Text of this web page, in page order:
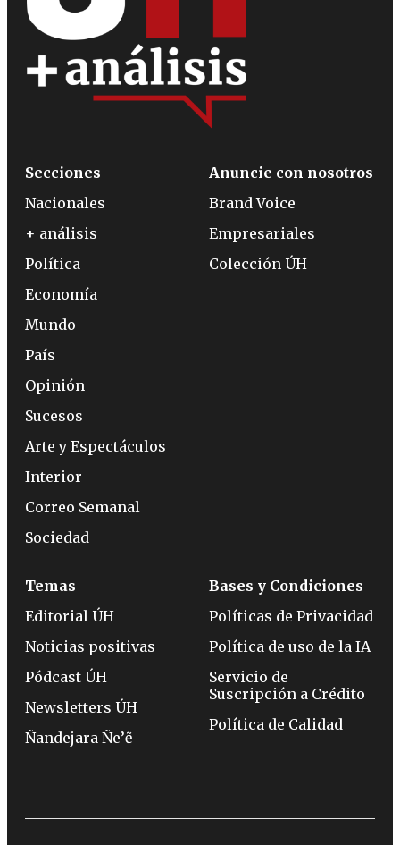
Secciones
Nacionales
+ análisis
Política
Economía
Mundo
País
Opinión
Sucesos
Arte y Espectáculos
Interior
Correo Semanal
Sociedad
Anuncie con nosotros
Brand Voice
Empresariales
Colección ÚH
Temas
Editorial ÚH
Noticias positivas
Pódcast ÚH
Newsletters ÚH
Ñandejara Ñe’ẽ
Bases y Condiciones
Políticas de Privacidad
Política de uso de la IA
Servicio de
Suscripción a Crédito
Política de Calidad